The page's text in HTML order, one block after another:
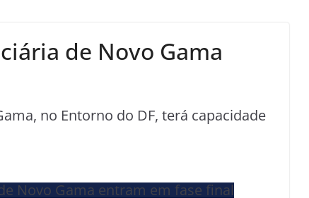
de Novo Gama
no Entorno do DF, terá capacidade